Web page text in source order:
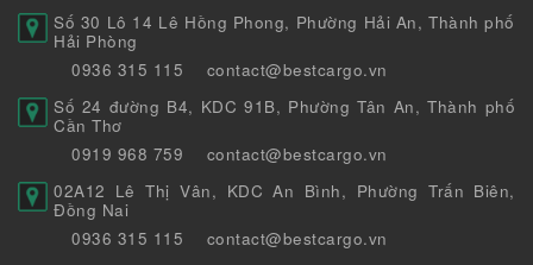
Số 30 Lô 14 Lê Hồng Phong, Phường Hải An, Thành phố
Hải Phòng
0936 315 115
contact@bestcargo.vn
Số 24 đường B4, KDC 91B, Phường Tân An, Thành phố
Cần Thơ
0919 968 759
contact@bestcargo.vn
02A12 Lê Thị Vân, KDC An Bình, Phường Trấn Biên,
Đồng Nai
0936 315 115
contact@bestcargo.vn